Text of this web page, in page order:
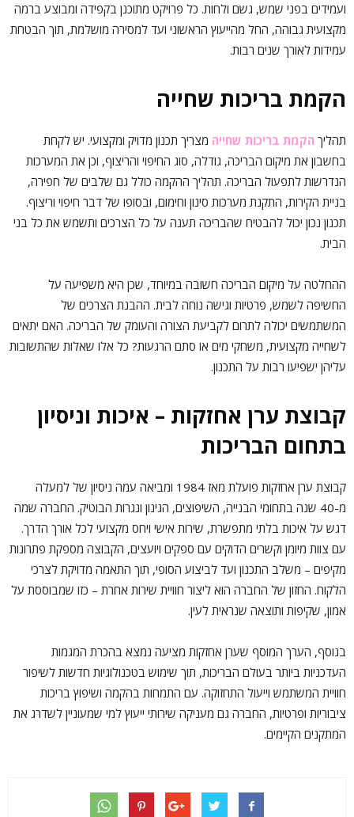
ועמידים בפני שמש, גשם ולחות. כל פרויקט מתוכנן בקפידה ומבוצע ברמה
מקצועית גבוהה, החל מהייעוץ הראשוני ועד למסירה מושלמת, תוך הבטחת
עמידות לאורך שנים רבות.
הקמת בריכות שחייה
תהליך הקמת בריכות שחייה מצריך תכנון מדויק ומקצועי. יש לקחת
בחשבון את מיקום הבריכה, גודלה, סוג החיפוי והריצוף, וכן את המערכות
הנדרשות לתפעול הבריכה. תהליך ההקמה כולל גם שלבים של חפירה,
בניית הקירות, התקנת מערכות סינון וחימום, ובסופו של דבר חיפוי וריצוף.
תכנון נכון יכול להבטיח שהבריכה תענה על כל הצרכים ותשמש את כל בני
הבית.
ההחלטה על מיקום הבריכה חשובה במיוחד, שכן היא משפיעה על
החשיפה לשמש, פרטיות וגישה נוחה לבית. ההבנת הצרכים של
המשתמשים יכולה לתרום לקביעת הצורה והעומק של הבריכה. האם יתאים
לשחייה מקצועית, משחקי מים או סתם הרגעות? כל אלו שאלות שהתשובות
עליהן ישפיעו רבות על התכנון.
קבוצת ערן אחזקות – איכות וניסיון
בתחום הבריכות
קבוצת ערן אחזקות פועלת מאז 1984 ומביאה עמה ניסיון של למעלה
מ-40 שנה בתחומי הבנייה, השיפוצים, הגינון ונגרות הבוטיק. החברה שמה
דגש על איכות בלתי מתפשרת, שירות אישי ויחס מקצועי לכל אורך הדרך.
עם צוות מיומן וקשרים הדוקים עם ספקים ויועצים, הקבוצה מספקת פתרונות
מקיפים – משלב התכנון ועד לביצוע הסופי, תוך התאמה מדויקת לצרכי
הלקוח. החזון של החברה הוא ליצור חוויית שירות אחרת – כזו שמבוססת על
אמון, שקיפות ותוצאה שנראית לעין.
בנוסף, הערך המוסף שערן אחזקות מציעה נמצא בהכרת המגמות
העדכניות ביותר בעולם הבריכות, תוך שימוש בטכנולוגיות חדשות לשיפור
חוויית המשתמש וייעול התחזוקה. עם התמחות בהקמה ושיפוץ בריכות
ציבוריות ופרטיות, החברה גם מעניקה שירותי ייעוץ למי שמעוניין לשדרג את
המתקנים הקיימים.